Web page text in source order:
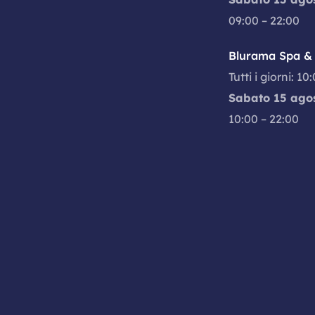
09:00 – 22:00
Blurama Spa &
Tutti i giorni:
Sabato 15
10:00 – 22:00